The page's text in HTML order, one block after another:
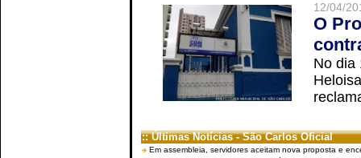
12/04/
O
No dia
:: Últimas Notícias - São Carlos Oficial
Em assembleia, servidores aceitam nova proposta e